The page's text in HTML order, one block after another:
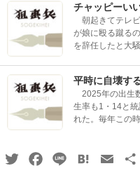
チャッピーい
朝起きてテレビ
が娘に殴る蹴る
を辞任したと大
平時に自壊す
2025年の出生
生率も1・14と
れた。毎年この
TwitterFacebook
Line HatenaEmail